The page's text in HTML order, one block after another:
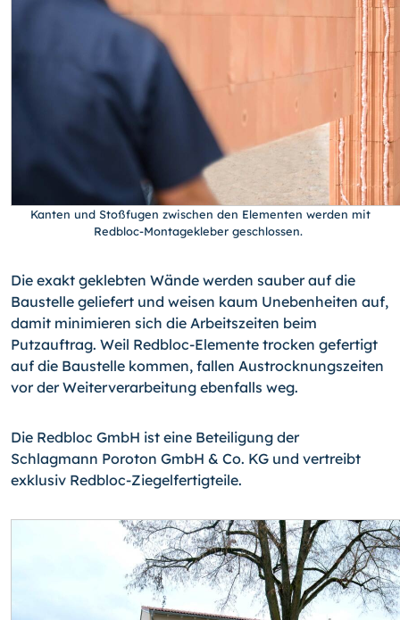
Kanten und Stoßfugen zwischen den Elementen werden mit
Redbloc-Montagekleber geschlossen.
Die exakt geklebten Wände werden sauber auf die
Baustelle geliefert und weisen kaum Unebenheiten auf,
damit minimieren sich die Arbeitszeiten beim
Putzauftrag. Weil Red­bloc-Elemente trocken gefertigt
auf die Baustelle kommen, fallen Austrocknungszeiten
vor der Weiterverarbeitung ebenfalls weg.
Die Redbloc GmbH ist eine Beteiligung der
Schlagmann Poroton GmbH & Co. KG und vertreibt
exklusiv Redbloc-Ziegelfertigteile.